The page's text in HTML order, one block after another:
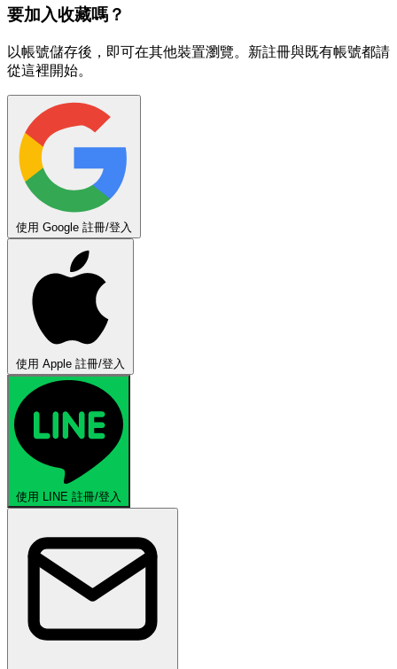
要加入收藏嗎？
以帳號儲存後，即可在其他裝置瀏覽。新註冊與既有帳號都請
從這裡開始。
使用 Google 註冊/登入
使用 Apple 註冊/登入
使用 LINE 註冊/登入